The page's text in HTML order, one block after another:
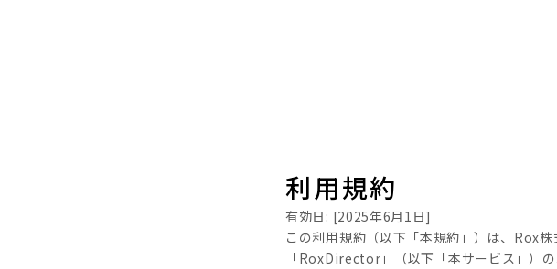
利用規約
有効日: [2025年6月1日]
この利用規約（以下「本規約」）は、Rox
「RoxDirector」（以下「本サービス」）